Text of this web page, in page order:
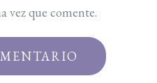
vez que comente.